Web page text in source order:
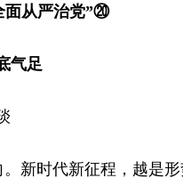
面从严治党”⑳
气足
新时代新征程，越是